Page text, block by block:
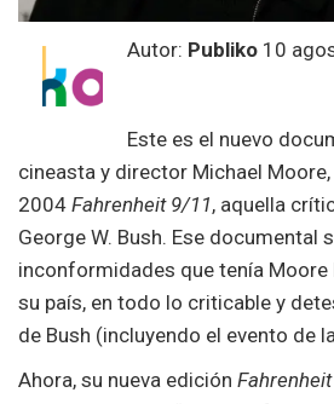
Autor: Publiko 10
Este es el nuevo
cineasta y director Michael
2004 Fahrenheit 9/11, aquella
George W. Bush. Ese documental
inconformidades que tenía Moore
su país, en todo lo criticable y
de Bush (incluyendo el evento de
Ahora, su nueva edición